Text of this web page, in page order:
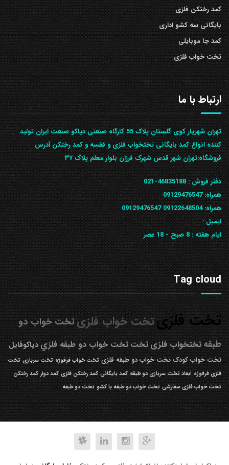
کمد رختکن فلزی
بایگانی سه کشو اداری
کمد جا موبایلی
تخت خواب فلزی
ارتباط با ما
تهران شهریار کوی گلستان پلاک 55 کارگاه صنعتی دیاکو صنعت ایران تولید
کننده انواع کمد بایگانی تختخواب فلزی و قفسه و کمد رختکن آدرس
ف‍روشگاه:تهران شهر قدس شهرک فرزان بلوار معلم پلاک ۳۷
دفتر فروش :46835188-021
همراه:09129476547
همراه: 09122648504
09129476547
ایمیل :
ایام هفته :8 صبح - 18 عصر
Tag cloud
تخت فلزیتخت خواب فلزیتخت خواب دو
طبقه تختخواب فلزیتختتخت خواب دو طبقه فلزيدیاکوفایل
تخت خواب کودک تخت خواب دو طبقه فلزی تخت خواب فرفوژه تخت سربازی تخت
فلزی فرفوژه ابعاد تخت سربازی دو طبقه کمد بایگانی کمد رختکن فلزی کمد دوار کمد رختکن
تخت خواب فلزی سفارشی تخت خواب دو طبقه با کشو تخت دو طبقه